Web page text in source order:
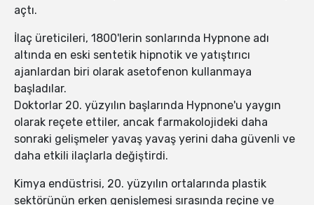
açtı.
İlaç üreticileri, 1800'lerin sonlarında Hypnone adı
altında en eski sentetik hipnotik ve yatıştırıcı
ajanlardan biri olarak asetofenon kullanmaya
başladılar.
Doktorlar 20. yüzyılın başlarında Hypnone'u yaygın
olarak reçete ettiler, ancak farmakolojideki daha
sonraki gelişmeler yavaş yavaş yerini daha güvenli ve
daha etkili ilaçlarla değiştirdi.
Kimya endüstrisi, 20. yüzyılın ortalarında plastik
sektörünün erken genişlemesi sırasında reçine ve